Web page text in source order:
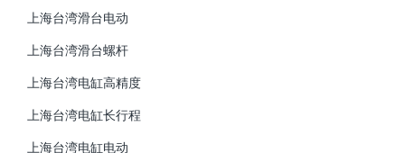
上海台湾滑台电动
上海台湾滑台螺杆
上海台湾电缸高精度
上海台湾电缸长行程
上海台湾电缸电动